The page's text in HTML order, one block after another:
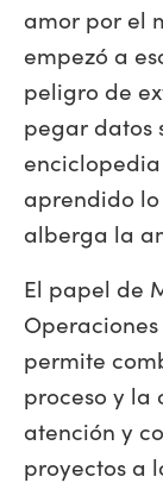
amor por el
empezó a
peligro de
pegar datos
aprendido lo
alberga la
El papel de
permite
proceso y la
atención y
proyectos a